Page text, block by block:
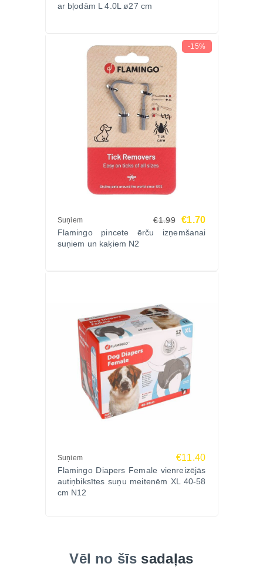
ar bļodām L 4.0L ø27 cm
-15%
Suņiem €1.99 €1.70
Flamingo pincete ērču izņemšanai
suņiem un kaķiem N2
Suņiem €11.40
Flamingo Diapers Female vienreizējās
autiņbiksītes suņu meitenēm XL 40-58
cm N12
Vēl no šīs sadaļas